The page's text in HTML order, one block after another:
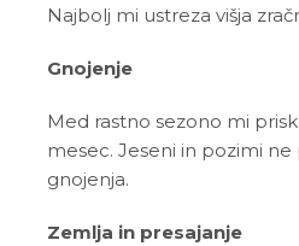
Najbolj mi ustreza višja
Gnojenje
Med rastno sezono mi
mesec. Jeseni in pozimi
gnojenja.
Zemlja in presajanje